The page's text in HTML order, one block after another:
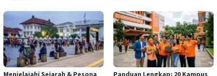
Menjelajahi Sejarah & Pesona
Panduan Lengkap: 20 Kampus